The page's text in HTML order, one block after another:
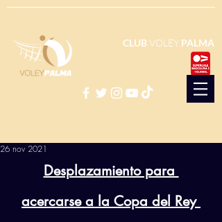
CLUBVOLEY PALMA
26 nov 2021
Desplazamiento para
acercarse a la Copa del Rey